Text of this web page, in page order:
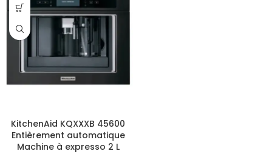
KitchenAid KQXXXB 45600
Entièrement automatique
Machine à expresso 2 L